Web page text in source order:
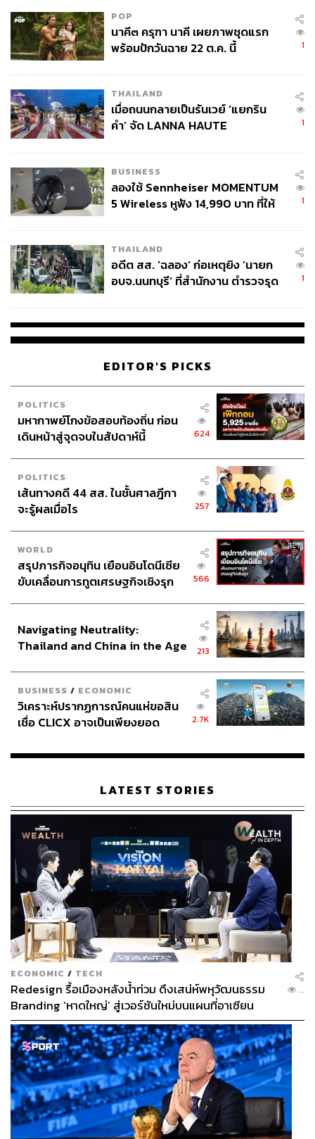
POP
นาคี๓ ครุฑา นาคี เผยภาพชุดแรก
พร้อมปักวันฉาย 22 ต.ค. นี้
1
THAILAND
เมื่อถนนกลายเป็นรันเวย์ ‘แยกริน
คำ’ จัด LANNA HAUTE
1
BUSINESS
ลองใช้ Sennheiser MOMENTUM
5 Wireless หูฟัง 14,990 บาท ที่ให้
1
THAILAND
อดีต สส. ‘ฉลอง’ ก่อเหตุยิง ‘นายก
อบจ.นนทบุรี’ ที่สำนักงาน ตำรวจรุด
1
EDITOR'S PICKS
POLITICS
มหากาพย์โกงข้อสอบท้องถิ่น ก่อน
เดินหน้าสู่จุดจบในสัปดาห์นี้
624
POLITICS
เส้นทางคดี 44 สส. ในชั้นศาลฎีกา
จะรู้ผลเมื่อไร
257
WORLD
สรุปภารกิจอนุทิน เยือนอินโดนีเซีย
ขับเคลื่อนการทูตเศรษฐกิจเชิงรุก
566
Navigating Neutrality:
Thailand and China in the Age
213
BUSINESS / ECONOMIC
วิเคราะห์ปรากฏการณ์คนแห่ขอสิน
เชื่อ CLICX อาจเป็นเพียงยอด
เรือนไทยที่ถูกซุกไว้
2.7K
LATEST STORIES
ECONOMIC / TECH
Redesign รื้อเมืองหลังน้ำท่วม ดึงเสน่ห์พหุวัฒนธรรม
Branding ‘หาดใหญ่’ สู่เวอร์ชันใหม่บนแผนที่อาเซียน
...